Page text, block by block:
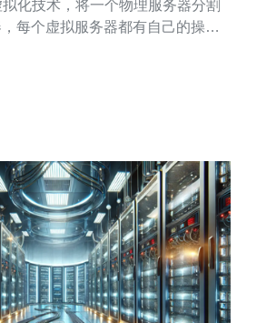
拟化技术，将一个物理服务器分割
每个虚拟服务器都有自己的操作
环境和优质的数据中心设施，是